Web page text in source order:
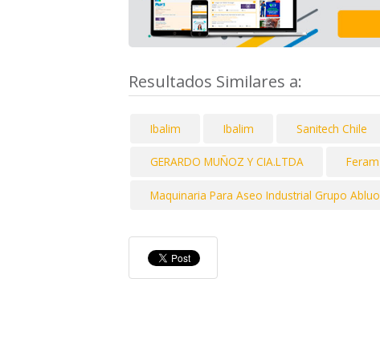
Resultados Similares a:
Ibalim Ibalim Sanitech Chile
GERARDO MUÑOZ Y CIA.LTDA Feram
Maquinaria Para Aseo Industrial Grupo Abluo